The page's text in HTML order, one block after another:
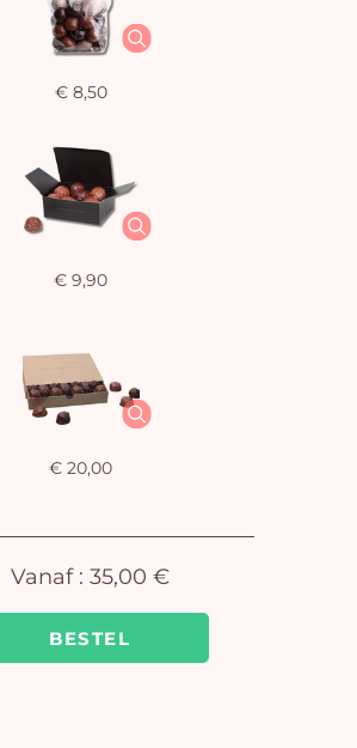
BESTEL
€ 8,50
€ 9,90
€ 20,00
Vanaf : 35,00 €